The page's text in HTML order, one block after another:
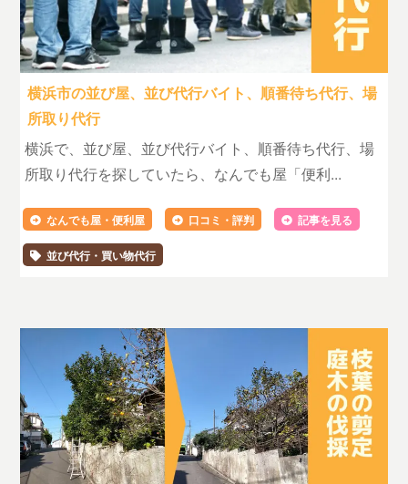
横浜市の並び屋、並び代行バイト、順番待ち代行、場
所取り代行
横浜で、並び屋、並び代行バイト、順番待ち代行、場
所取り代行を探していたら、なんでも屋「便利...
なんでも屋・便利屋 口コミ・評判 記事を見る
並び代行・買い物代行